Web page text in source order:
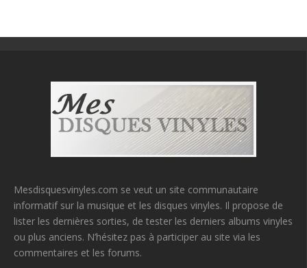
Mesdisquesvinyles.com se veut un site communautaire
informatif sur la musique et les disques vinyles. Il propose de
lister les dernières sorties, de tester les derniers albums vinyles
ou plus anciens. N’hésitez pas à participer au site via les
commentaires et les forums.